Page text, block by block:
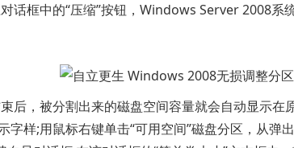
话框中的“压缩”按钮，Windows Server 2008系
后，被分割出来的磁盘空间容量就会自动显示在
字样;用鼠标右键单击“可用空间”磁盘分区，从弹